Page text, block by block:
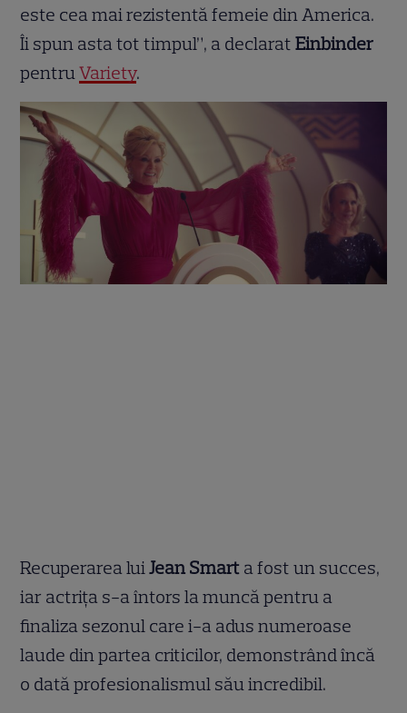
este cea mai rezistentă femeie din America.
Îi spun asta tot timpul”, a declaratEinbinder
pentruVariety.
Recuperarea luiJean Smart a fost un succes,
iar actrița s-a întors la muncă pentru a
finaliza sezonul care i-a adus numeroase
laude din partea criticilor, demonstrând încă
o dată profesionalismul său incredibil.